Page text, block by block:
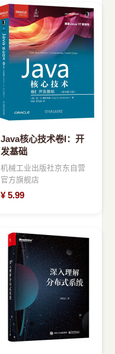
Java核心技术卷I：开
发基础
机械工业出版社京东自营
官方旗舰店
¥ 5.99